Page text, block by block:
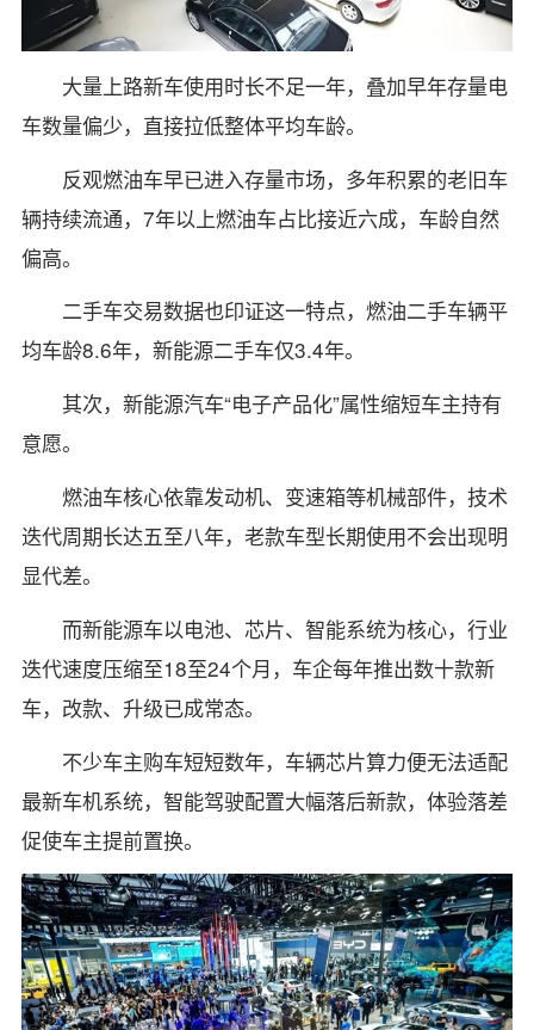
大量上路新车使用时长不足一年，叠加早年存量电
车数量偏少，直接拉低整体平均车龄。
反观燃油车早已进入存量市场，多年积累的老旧车
辆持续流通，7年以上燃油车占比接近六成，车龄自然
偏高。
二手车交易数据也印证这一特点，燃油二手车辆平
均车龄8.6年，新能源二手车仅3.4年。
其次，新能源汽车“电子产品化”属性缩短车主持有
意愿。
燃油车核心依靠发动机、变速箱等机械部件，技术
迭代周期长达五至八年，老款车型长期使用不会出现明
显代差。
而新能源车以电池、芯片、智能系统为核心，行业
迭代速度压缩至18至24个月，车企每年推出数十款新
车，改款、升级已成常态。
不少车主购车短短数年，车辆芯片算力便无法适配
最新车机系统，智能驾驶配置大幅落后新款，体验落差
促使车主提前置换。